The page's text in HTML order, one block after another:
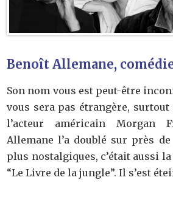
Benoît Allemane,
Son nom vous est peut-être
vous sera pas étrangère, surtout
l’acteur américain Morgan
Allemane l’a doublé sur près
plus nostalgiques, c’était aussi
“Le Livre de la jungle”. Il s’est